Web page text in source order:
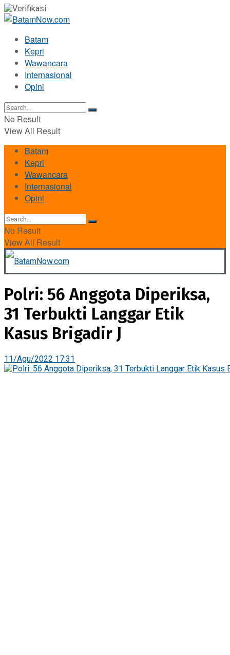
Batam
Kepri
Wawancara
Internasional
Opini
No Result
View All Result
Batam
Kepri
Wawancara
Internasional
Opini
No Result
View All Result
Polri: 56 Anggota Diperiksa,
31 Terbukti Langgar Etik
Kasus Brigadir J
11/Agu/2022 17:31